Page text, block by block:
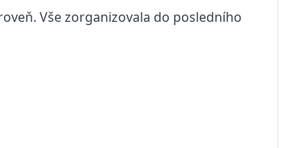
Vše zorganizovala do posledního